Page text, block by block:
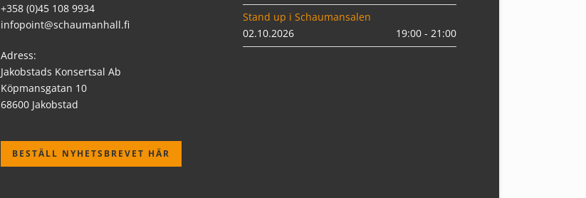
+358 (0)45 108 9934
infopoint@schaumanhall.fi
Adress:
Jakobstads Konsertsal Ab
Köpmansgatan 10
68600 Jakobstad
BESTÄLL NYHETSBREVET HÄR
Stand up i Schaumansalen
02.10.2026
19:00 - 21:00